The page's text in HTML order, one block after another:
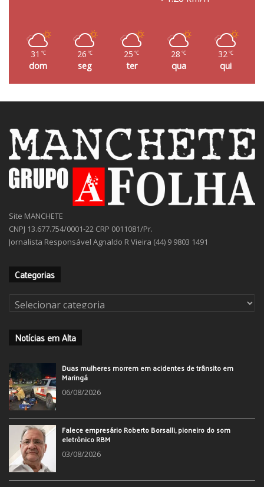
31 ℃
dom
26 ℃
seg
25 ℃
ter
28 ℃
qua
32℃
qui
Site MANCHETE
CNPJ 13.677.754/0001-22 CRP 0011081/Pr.
Jornalista Responsável Agnaldo R Vieira (44) 9 9803 1491
Categorias
Categorias
Notícias em Alta
Duas mulheres morrem em acidentes de trânsito em
Maringá
06/08/2026
Falece empresário Roberto Borsalli, pioneiro do som
eletrônico RBM
03/08/2026